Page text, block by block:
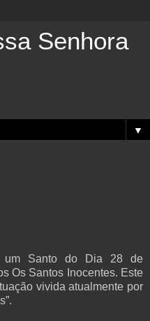
Senhora
▼
um Santo do Dia 28 de
Os Santos Inocentes. Este
vivida atualmente por